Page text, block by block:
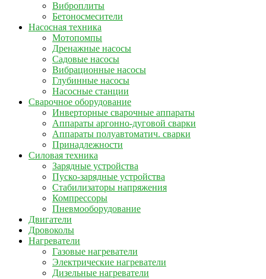
Виброплиты
Бетоносмесители
Насосная техника
Мотопомпы
Дренажные насосы
Садовые насосы
Вибрационные насосы
Глубинные насосы
Насосные станции
Сварочное оборудование
Инверторные сварочные аппараты
Аппараты аргонно-дуговой сварки
Аппараты полуавтоматич. сварки
Принадлежности
Силовая техника
Зарядные устройства
Пуско-зарядные устройства
Стабилизаторы напряжения
Компрессоры
Пневмооборудование
Двигатели
Дровоколы
Нагреватели
Газовые нагреватели
Электрические нагреватели
Дизельные нагреватели